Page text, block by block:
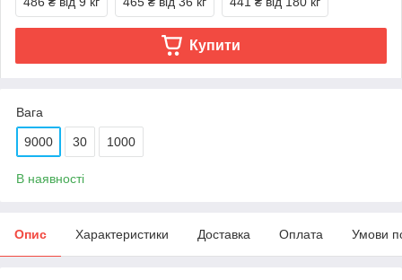
Купити
Вага
9000 30 1000
В наявності
Опис Характеристики Доставка Оплата Умови